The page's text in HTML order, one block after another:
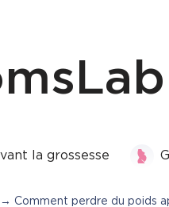
la grossesse
→ Comment perdre du poids